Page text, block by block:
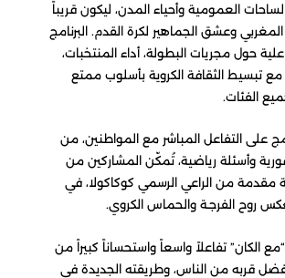
الساحات العمومية وأحياء المدن، ليكون قريباً
وعشق الجماهير لكرة القدم. البرنامج
حول مجريات البطولة، أداء المنتخبات،
تبسيط الثقافة الكروية بأسلوب ممتع
الفئات.
على التفاعل المباشر مع المواطنين، من
وأسئلة رياضية، تُمكّن المشاركين من
مقدمة من الراعي الرسمي كوكاكولا، في
روح الفرجـة والحماس الكروي.
الكان” تفاعلاً واسعاً واستحساناً كبيراً من
قربه من الناس، وطريقته الجديدة في